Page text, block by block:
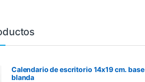
Calendario de escritorio 14x19 cm. base
blanda